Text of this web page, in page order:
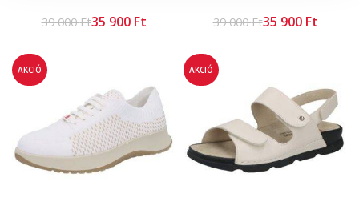
39 000Ft35 900 Ft 39 000Ft35 900 Ft
AKCIÓ AKCIÓ